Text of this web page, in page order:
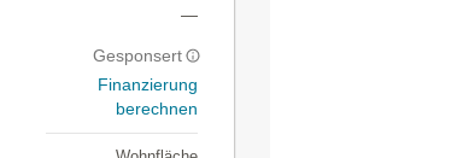
—
Gesponsert
Finanzierung
berechnen